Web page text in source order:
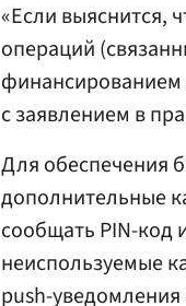
«Если выяснится,
операций
финансированием
с заявлением в
Для обеспечения
дополнительные
сообщать PIN-код
неиспользуемые
push-уведомления